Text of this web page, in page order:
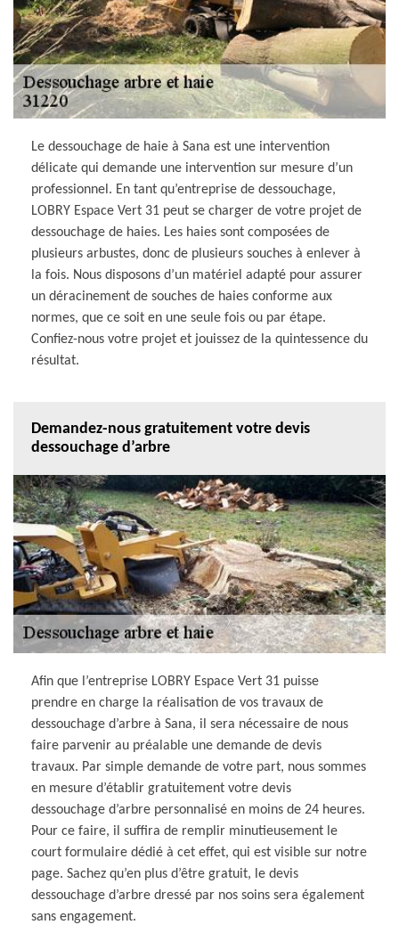
Le dessouchage de haie à Sana est une intervention
délicate qui demande une intervention sur mesure d’un
professionnel. En tant qu’entreprise de dessouchage,
LOBRY Espace Vert 31 peut se charger de votre projet de
dessouchage de haies. Les haies sont composées de
plusieurs arbustes, donc de plusieurs souches à enlever à
la fois. Nous disposons d’un matériel adapté pour assurer
un déracinement de souches de haies conforme aux
normes, que ce soit en une seule fois ou par étape.
Confiez-nous votre projet et jouissez de la quintessence du
résultat.
Demandez-nous gratuitement votre devis
dessouchage d’arbre
Afin que l’entreprise LOBRY Espace Vert 31 puisse
prendre en charge la réalisation de vos travaux de
dessouchage d’arbre à Sana, il sera nécessaire de nous
faire parvenir au préalable une demande de devis
travaux. Par simple demande de votre part, nous sommes
en mesure d’établir gratuitement votre devis
dessouchage d’arbre personnalisé en moins de 24 heures.
Pour ce faire, il suffira de remplir minutieusement le
court formulaire dédié à cet effet, qui est visible sur notre
page. Sachez qu’en plus d’être gratuit, le devis
dessouchage d’arbre dressé par nos soins sera également
sans engagement.